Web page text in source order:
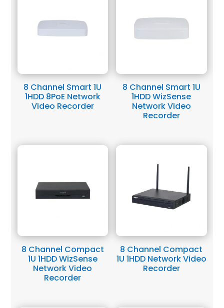
8 Channel Smart 1U
1HDD 8PoE Network
Video Recorder
8 Channel Smart 1U
1HDD WizSense
Network Video
Recorder
8 Channel Compact
1U 1HDD WizSense
Network Video
Recorder
8 Channel Compact
1U 1HDD Network Video
Recorder